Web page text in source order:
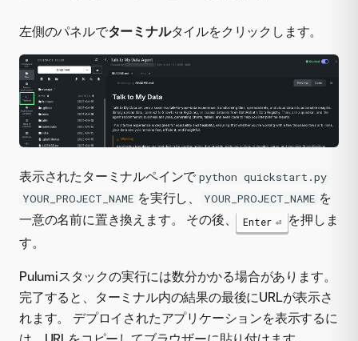
左側のパネルでターミナルタイルをクリックします。
表示されたターミナルペインで python quickstart.py
YOUR_PROJECT_NAME を実行し、 YOUR_PROJECT_NAME を
一意の名前に置き換えます。 その後、
Enter
を押しま
す。
Pulumiスタックの実行には数分かかる場合があります。
完了すると、ターミナル内の結果の最後にURLが表示さ
れます。 デプロイされたアプリケーションを表示するに